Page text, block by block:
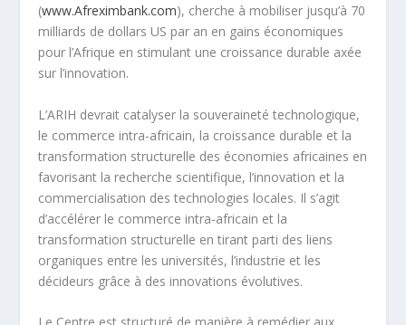
(www.Afreximbank.com), cherche à mobiliser jusqu’à 70
milliards de dollars US par an en gains économiques
pour l’Afrique en stimulant une croissance durable axée
sur l’innovation.
L’ARIH devrait catalyser la souveraineté technologique,
le commerce intra-africain, la croissance durable et la
transformation structurelle des économies africaines en
favorisant la recherche scientifique, l’innovation et la
commercialisation des technologies locales. Il s’agit
d’accélérer le commerce intra-africain et la
transformation structurelle en tirant parti des liens
organiques entre les universités, l’industrie et les
décideurs grâce à des innovations évolutives.